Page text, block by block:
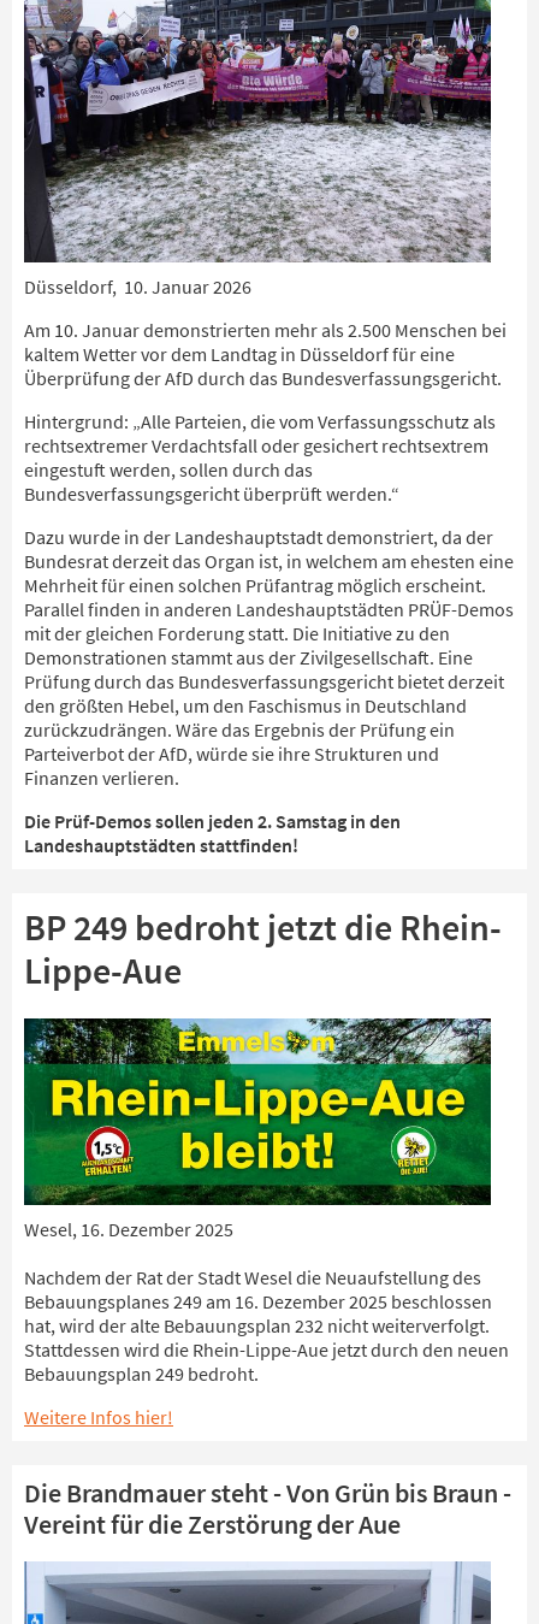
Düsseldorf, 10. Januar 2026
Am 10. Januar demonstrierten mehr als 2.500 Menschen bei
kaltem Wetter vor dem Landtag in Düsseldorf für eine
Überprüfung der AfD durch das Bundesverfassungsgericht.
Hintergrund: „Alle Parteien, die vom Verfassungsschutz als
rechtsextremer Verdachtsfall oder gesichert rechtsextrem
eingestuft werden, sollen durch das
Bundesverfassungsgericht überprüft werden.“
Dazu wurde in der Landeshauptstadt demonstriert, da der
Bundesrat derzeit das Organ ist, in welchem am ehesten eine
Mehrheit für einen solchen Prüfantrag möglich erscheint.
Parallel finden in anderen Landeshauptstädten PRÜF-Demos
mit der gleichen Forderung statt. Die Initiative zu den
Demonstrationen stammt aus der Zivilgesellschaft. Eine
Prüfung durch das Bundesverfassungsgericht bietet derzeit
den größten Hebel, um den Faschismus in Deutschland
zurückzudrängen. Wäre das Ergebnis der Prüfung ein
Parteiverbot der AfD, würde sie ihre Strukturen und
Finanzen verlieren.
Die Prüf-Demos sollen jeden 2. Samstag in den
Landeshauptstädten stattfinden!
BP 249 bedroht jetzt die Rhein-
Lippe-Aue
Wesel, 16. Dezember 2025
Nachdem der Rat der Stadt Wesel die Neuaufstellung des
Bebauungsplanes 249 am 16. Dezember 2025 beschlossen
hat, wird der alte Bebauungsplan 232 nicht weiterverfolgt.
Stattdessen wird die Rhein-Lippe-Aue jetzt durch den neuen
Bebauungsplan 249 bedroht.
Weitere Infos hier!
Die Brandmauer steht - Von Grün bis Braun -
Vereint für die Zerstörung der Aue